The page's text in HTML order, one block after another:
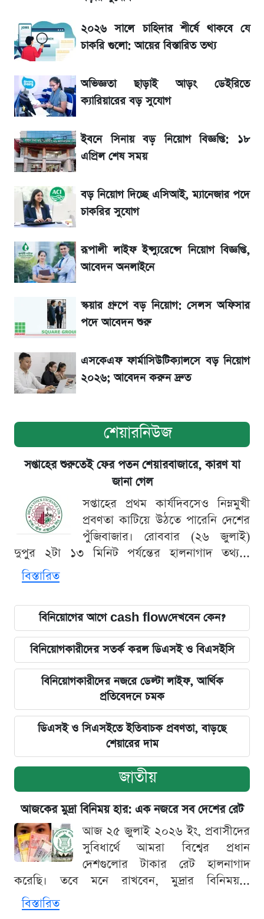
২ লাখ মানুষ অপেক্ষায়, কিন্তু দেখা গেল না শেখ
হাসিনাকে! এরপর যা ঘটল...
আগামীকালই স্পষ্ট হবে এসএসসি ফল প্রকাশের
তারিখ
শেখ হাসিনার দেশে ফেরা নিয়ে যা বললেন রুমিন
ফারহানা
লাফিয়ে বাড়ল স্বর্ণের দাম, এক মাসের মধ্যে সর্বোচ্চ
রেকর্ড
শেখ হাসিনার বক্তব্য ঘিরে ভারতকে কড়া বার্তা
বাংলাদেশের
৬ আগস্ট দেশের বাজারে স্বর্ণের দাম
২০২৬ সালে চাহিদার শীর্ষে থাকবে যে
চাকরি গুলো: আয়ের বিস্তারিত তথ্য
অভিজ্ঞতা ছাড়াই আড়ং ডেইরিতে
ক্যারিয়ারের বড় সুযোগ
ইবনে সিনায় বড় নিয়োগ বিজ্ঞপ্তি: ১৮
এপ্রিল শেষ সময়
বড় নিয়োগ দিচ্ছে এসিআই, ম্যানেজার পদে
চাকরির সুযোগ
রূপালী লাইফ ইন্স্যুরেন্সে নিয়োগ বিজ্ঞপ্তি,
আবেদন অনলাইনে
স্কয়ার গ্রুপে বড় নিয়োগ: সেলস অফিসার
পদে আবেদন শুরু
এসকেএফ ফার্মাসিউটিক্যালসে বড় নিয়োগ
২০২৬; আবেদন করুন দ্রুত
শেয়ারনিউজ
সপ্তাহের শুরুতেই ফের পতন শেয়ারবাজারে, কারণ যা
জানা গেল
সপ্তাহের প্রথম কার্যদিবসেও নিম্নমুখী
প্রবণতা কাটিয়ে উঠতে পারেনি দেশের
পুঁজিবাজার। রোববার (২৬ জুলাই)
দুপুর ২টা ১৩ মিনিট পর্যন্তের হালনাগাদ তথ্য...
বিস্তারিত
বিনিয়োগের আগে cash flowদেখবেন কেন?
বিনিয়োগকারীদের সতর্ক করল ডিএসই ও বিএসইসি
বিনিয়োগকারীদের নজরে ডেল্টা লাইফ, আর্থিক
প্রতিবেদনে চমক
ডিএসই ও সিএসইতে ইতিবাচক প্রবণতা, বাড়ছে
শেয়ারের দাম
জাতীয়
আজকের মুদ্রা বিনিময় হার: এক নজরে সব দেশের রেট
আজ ২৫ জুলাই ২০২৬ ইং, প্রবাসীদের
সুবিধার্থে আমরা বিশ্বের প্রধান
দেশগুলোর টাকার রেট হালনাগাদ
করেছি। তবে মনে রাখবেন, মুদ্রার বিনিময়...
বিস্তারিত